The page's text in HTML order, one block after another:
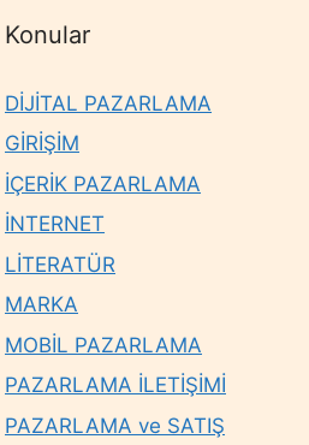
Konular
DİJİTAL PAZARLAMA
GİRİŞİM
İÇERİK PAZARLAMA
İNTERNET
LİTERATÜR
MARKA
MOBİL PAZARLAMA
PAZARLAMA İLETİŞİMİ
PAZARLAMA ve SATIŞ